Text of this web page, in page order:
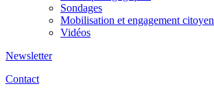
Sondages
Mobilisation et engagement citoyen
Vidéos
Newsletter
Contact